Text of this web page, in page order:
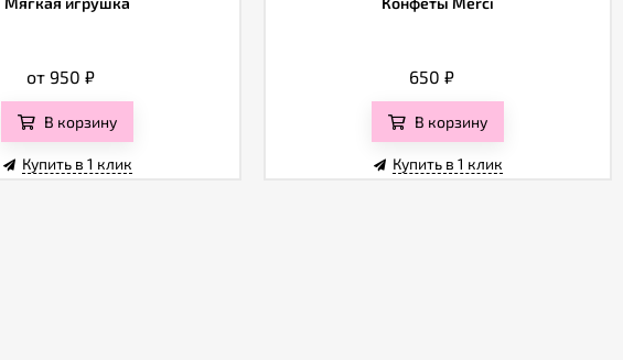
от 950 ₽
В корзину
Купить в 1 клик
650 ₽
В корзину
Купить в 1 клик